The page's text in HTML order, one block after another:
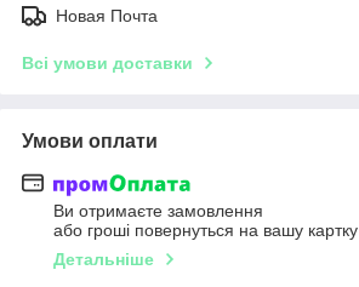
Новая Почта
Всі умови доставки
Умови оплати
Ви отримаєте замовлення
або гроші повернуться на вашу картку
Детальніше